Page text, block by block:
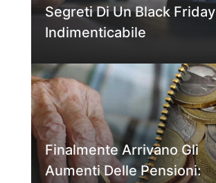
Segreti Di Un Black Friday
Indimenticabile
Finalmente Arrivano Gli
Aumenti Delle Pensioni: